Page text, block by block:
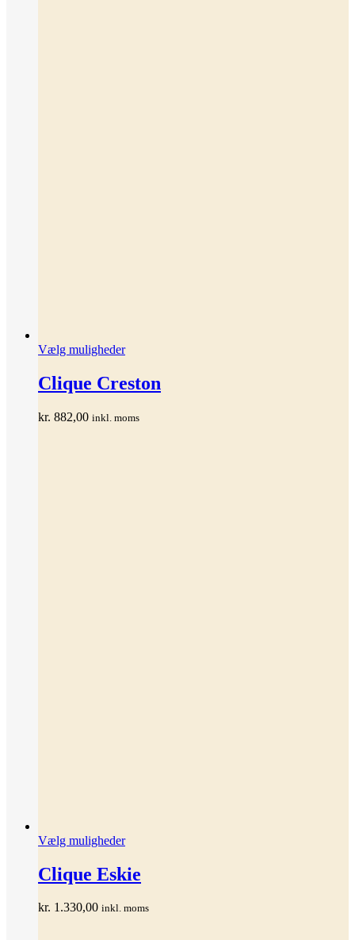
Vælg mulighederDette
har
flere
Mulighederne
Clique Creston
kr. 882,00 inkl. moms
Vælg mulighederDette
har
flere
Mulighederne
Clique Eskie
kr. 1.330,00 inkl. moms